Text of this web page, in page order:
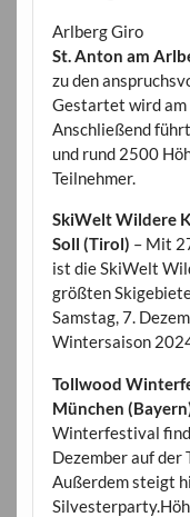
Arlberg Giro
St. Anton am
zu den
Gestartet wird am
Anschließend
und rund 2500
Teilnehmer.
SkiWelt Wildere
Soll (Tirol) – Mit
ist die SkiWelt
größten
Samstag, 7.
Wintersaison
Tollwood
München
Winterfestival
Dezember auf
Außerdem steigt